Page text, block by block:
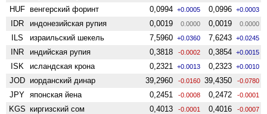
HUF венгерский форинт 0,0994 +0.0005 0,0996 +0.0003
IDR индонезийская рупия 0,0019 0.0000 0,0019 0.0000
ILS израильский шекель 7,5960 +0.0360 7,6243 +0.0245
INR индийская рупия 0,3818 -0.0002 0,3854 +0.0015
ISK исландская крона 0,2321 +0.0013 0,2323 +0.0010
JOD иорданский динар 39,2960 -0.0160 39,4350 -0.0780
JPY японская йена 0,2451 -0.0008 0,2472 -0.0001
KGS киргизский сом 0,4013 -0.0001 0,4016 -0.0007